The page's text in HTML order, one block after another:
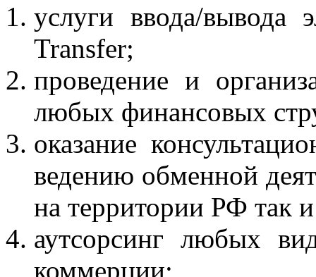
услуги ввода/вывода
Transfer;
проведение и
любых финансовых
оказание
ведению обменной
на территории РФ так
аутсорсинг любых
коммерции;